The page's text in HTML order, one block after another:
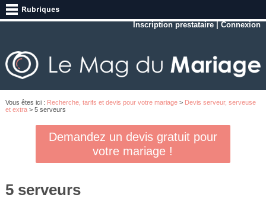
Inscription prestataire |Connexion
Vous êtes ici : Recherche, tarifs et devis pour votre mariage> Devis serveur, serveuse
et extra> 5 serveurs
Demandez un devis gratuit pour
votre mariage !
5 serveurs